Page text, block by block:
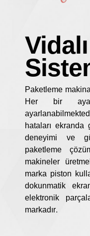
Paketleme
Her bir ayar
hataları ekranda
deneyimi ve
paketleme
makineler
marka piston
dokunmatik
elektronik
markadır.